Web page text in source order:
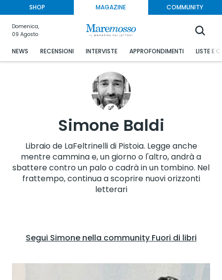
SHOP MAGAZINE COMMUNITY
Domenica,
09 Agosto
NEWS RECENSIONI INTERVISTE APPROFONDIMENTI LISTE E
Simone Baldi
Libraio de LaFeltrinelli di Pistoia. Legge anche
mentre cammina e, un giorno o l'altro, andrà a
sbattere contro un palo o cadrà in un tombino. Nel
frattempo, continua a scoprire nuovi orizzonti
letterari
Segui Simone nella community Fuori di libri